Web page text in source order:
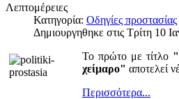
Λεπτομέρειες
Κατηγορία: Οδηγίες προστασίας
Δημιουργηθηκε στις Τρίτη 10
Το πρώτο με τίτλο
χείμαρο" αποτελεί
Περισσότερα...